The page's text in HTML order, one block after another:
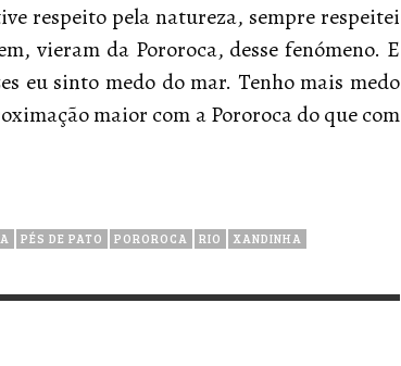
respeito pela natureza, sempre respeitei
vieram da Pororoca, desse fenómeno. E
eu sinto medo do mar. Tenho mais medo
maior com a Pororoca do que com
PÉS DE PATO POROROCA RIO XANDINHA